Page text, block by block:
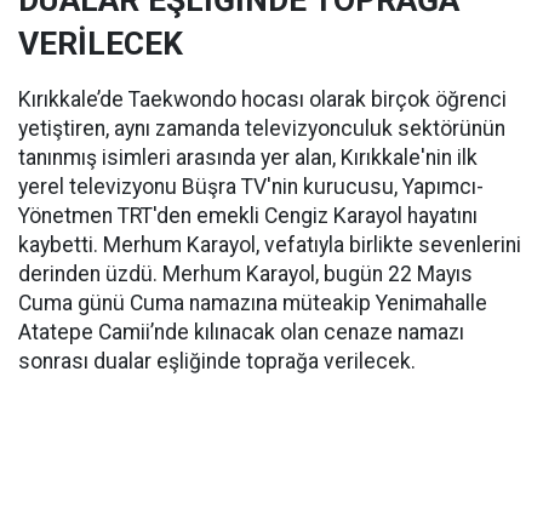
VERİLECEK
Kırıkkale’de Taekwondo hocası olarak birçok öğrenci
yetiştiren, aynı zamanda televizyonculuk sektörünün
tanınmış isimleri arasında yer alan, Kırıkkale'nin ilk
yerel televizyonu Büşra TV'nin kurucusu, Yapımcı-
Yönetmen TRT'den emekli Cengiz Karayol hayatını
kaybetti. Merhum Karayol, vefatıyla birlikte sevenlerini
derinden üzdü. Merhum Karayol, bugün 22 Mayıs
Cuma günü Cuma namazına müteakip Yenimahalle
Atatepe Camii’nde kılınacak olan cenaze namazı
sonrası dualar eşliğinde toprağa verilecek.